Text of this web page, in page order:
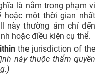
là nằm trong phạm vi
hoặc một thời gian nhất
này thường ám chỉ đến
hoặc điều kiện cụ thể.
the jurisdiction of the
này thuộc thẩm quyền